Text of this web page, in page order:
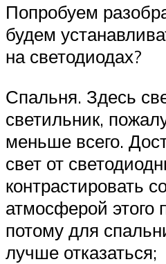
Попробуем
будем
на светодиодах?
Спальня. Здесь
светильник,
меньше всего.
свет от
контрастировать
атмосферой этого
потому для
лучше отказаться;